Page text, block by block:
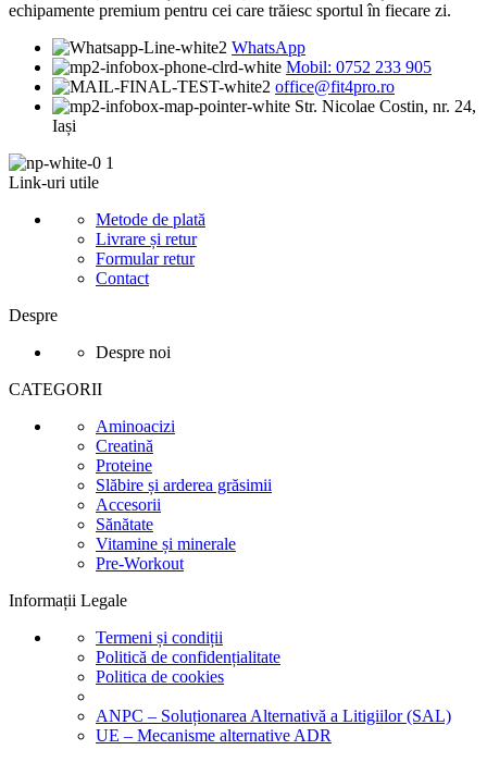
echipamente premium pentru cei care trăiesc sportul în fiecare zi.
WhatsApp
Mobil: 0752 233 905
office@fit4pro.ro
Str. Nicolae Costin, nr. 24,
Iași
Link-uri utile
Metode de plată
Livrare și retur
Formular retur
Contact
Despre
Despre noi
CATEGORII
Aminoacizi
Creatină
Proteine
Slăbire și arderea grăsimii
Accesorii
Sănătate
Vitamine și minerale
Pre-Workout
Informații Legale
Termeni și condiții
Politică de confidențialitate
Politica de cookies
ANPC – Soluționarea Alternativă a Litigiilor (SAL)
UE – Mecanisme alternative ADR